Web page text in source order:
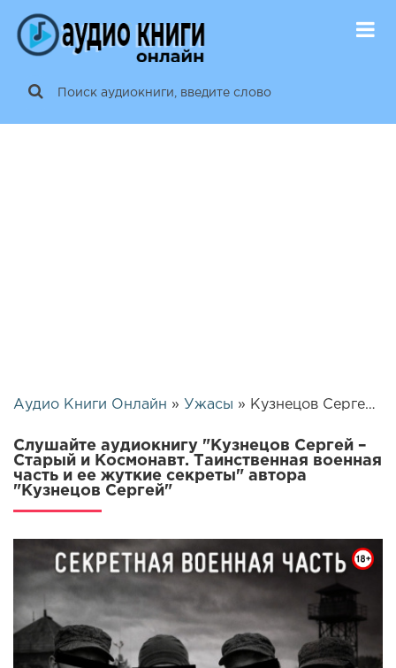
Аудио Книги Онлайн » Ужасы » Кузнецов Сергей – Старый и Космонавт. Таинственная военная часть и ее жуткие секреты | 25762
Слушайте аудиокнигу "Кузнецов Сергей –
Старый и Космонавт. Таинственная военная
часть и ее жуткие секреты" автора
"Кузнецов Сергей"